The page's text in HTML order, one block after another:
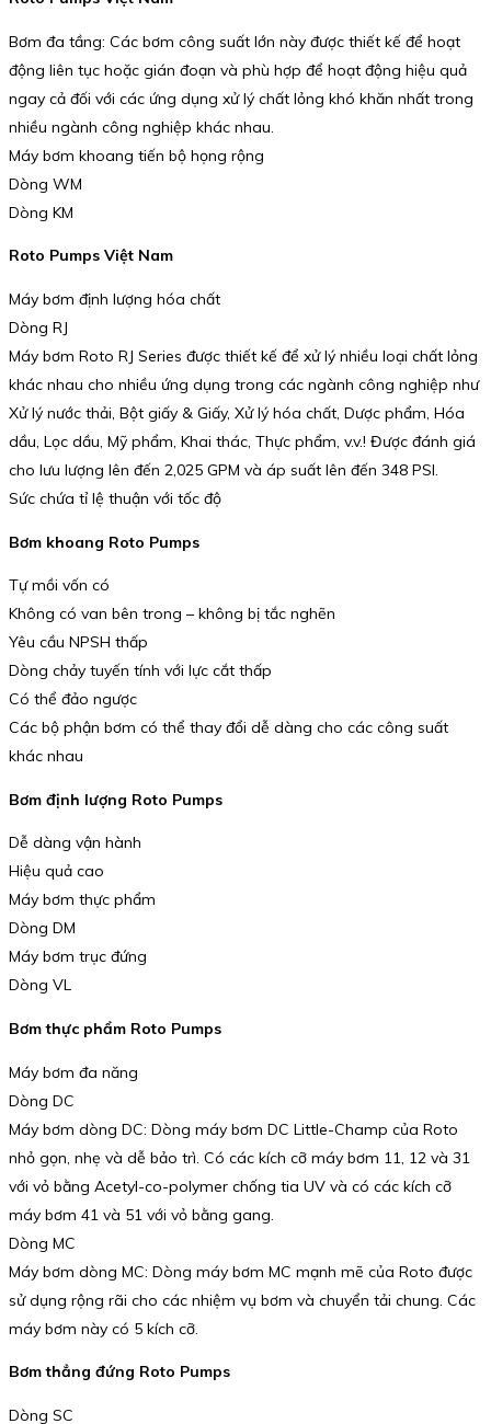
Bơm đa tầng: Các bơm công suất lớn này được thiết kế để hoạt
động liên tục hoặc gián đoạn và phù hợp để hoạt động hiệu quả
ngay cả đối với các ứng dụng xử lý chất lỏng khó khăn nhất trong
nhiều ngành công nghiệp khác nhau.
Máy bơm khoang tiến bộ họng rộng
Dòng WM
Dòng KM
Roto Pumps Việt Nam
Máy bơm định lượng hóa chất
Dòng RJ
Máy bơm Roto RJ Series được thiết kế để xử lý nhiều loại chất lỏng
khác nhau cho nhiều ứng dụng trong các ngành công nghiệp như
Xử lý nước thải, Bột giấy & Giấy, Xử lý hóa chất, Dược phẩm, Hóa
dầu, Lọc dầu, Mỹ phẩm, Khai thác, Thực phẩm, v.v.! Được đánh giá
cho lưu lượng lên đến 2,025 GPM và áp suất lên đến 348 PSI.
Sức chứa tỉ lệ thuận với tốc độ
Bơm khoang Roto Pumps
Tự mồi vốn có
Không có van bên trong – không bị tắc nghẽn
Yêu cầu NPSH thấp
Dòng chảy tuyến tính với lực cắt thấp
Có thể đảo ngược
Các bộ phận bơm có thể thay đổi dễ dàng cho các công suất
khác nhau
Bơm định lượng Roto Pumps
Dễ dàng vận hành
Hiệu quả cao
Máy bơm thực phẩm
Dòng DM
Máy bơm trục đứng
Dòng VL
Bơm thực phẩm Roto Pumps
Máy bơm đa năng
Dòng DC
Máy bơm dòng DC: Dòng máy bơm DC Little-Champ của Roto
nhỏ gọn, nhẹ và dễ bảo trì. Có các kích cỡ máy bơm 11, 12 và 31
với vỏ bằng Acetyl-co-polymer chống tia UV và có các kích cỡ
máy bơm 41 và 51 với vỏ bằng gang.
Dòng MC
Máy bơm dòng MC: Dòng máy bơm MC mạnh mẽ của Roto được
sử dụng rộng rãi cho các nhiệm vụ bơm và chuyển tải chung. Các
máy bơm này có 5 kích cỡ.
Bơm thẳng đứng Roto Pumps
Dòng SC